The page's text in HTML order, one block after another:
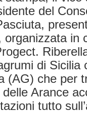
del
in
di Sicilia
(AG) che per
Arance
tutto